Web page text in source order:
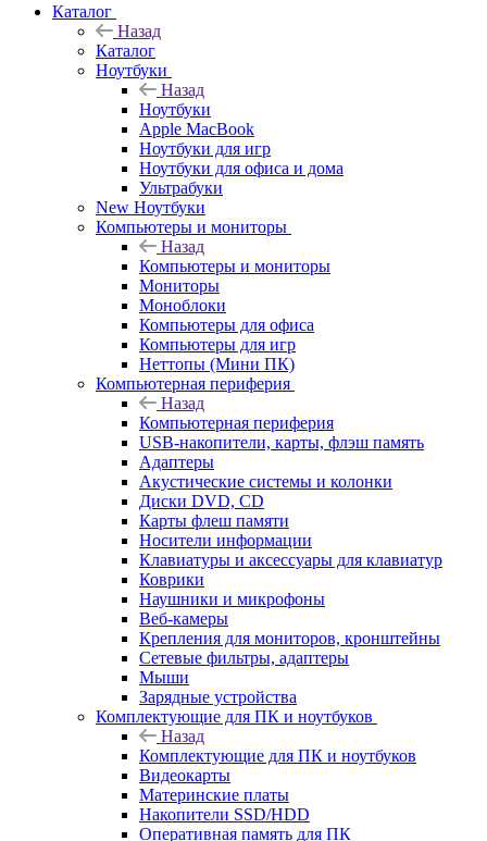
Каталог
Назад
Каталог
Ноутбуки
Назад
Ноутбуки
Apple MacBook
Ноутбуки для игр
Ноутбуки для офиса и дома
Ультрабуки
New Ноутбуки
Компьютеры и мониторы
Назад
Компьютеры и мониторы
Мониторы
Моноблоки
Компьютеры для офиса
Компьютеры для игр
Неттопы (Мини ПК)
Компьютерная периферия
Назад
Компьютерная периферия
USB-накопители, карты, флэш память
Адаптеры
Акустические системы и колонки
Диски DVD, CD
Карты флеш памяти
Носители информации
Клавиатуры и аксессуары для клавиатур
Коврики
Наушники и микрофоны
Веб-камеры
Крепления для мониторов, кронштейны
Сетевые фильтры, адаптеры
Мыши
Зарядные устройства
Комплектующие для ПК и ноутбуков
Назад
Комплектующие для ПК и ноутбуков
Видеокарты
Материнские платы
Накопители SSD/HDD
Оперативная память для ПК